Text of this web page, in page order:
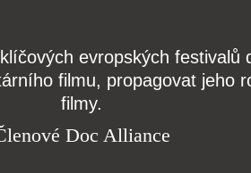
evropských
filmu, propagovat jeho
filmy.
Doc Alliance